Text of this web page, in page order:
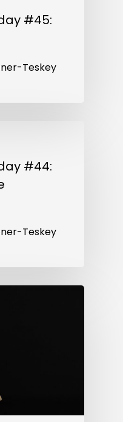
#45:
Teskey
#44:
Teskey